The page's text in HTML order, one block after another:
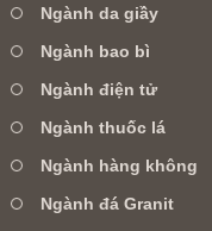
Hotline:
TRANG CHỦ
LIÊN HỆ
Ngành da giầy
Ngành bao bì
Ngành điện tử
Ngành thuốc lá
Ngành hàng không
Ngành đá Granit